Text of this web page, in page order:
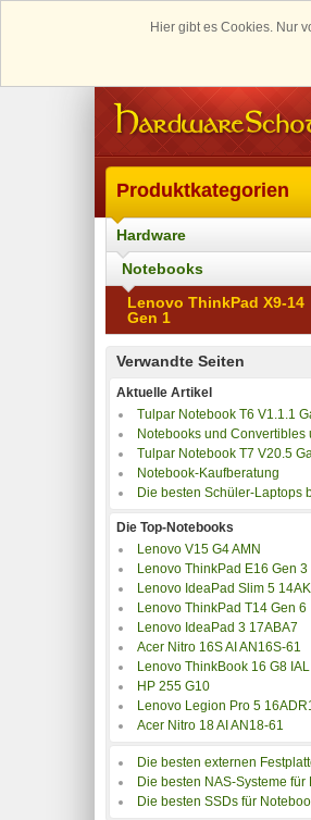
Hier gibt es Cookies. Nur
Produktkategorien
Hardware
Notebooks
Lenovo ThinkPad X9-14
Gen 1
Verwandte Seiten
Aktuelle Artikel
Tulpar Notebook T6 V1.1.1 Gaming Laptop im
Notebooks und Convertibles unter 500
Tulpar Notebook T7 V20.5 Gaming Laptop im
Notebook-Kaufberatung
Die besten Schüler-Laptops bis 350
Die Top-Notebooks
Lenovo V15 G4 AMN
Lenovo ThinkPad E16 Gen 3
Lenovo IdeaPad Slim 5
Lenovo ThinkPad T14 Gen 6
Lenovo IdeaPad 3 17ABA7
Acer Nitro 16S AI AN16S-61
Lenovo ThinkBook 16 G8 IAL
HP 255 G10
Lenovo Legion Pro 5
Acer Nitro 18 AI AN18-61
Die besten externen Festplatten für
Die besten NAS-Systeme für
Die besten SSDs für